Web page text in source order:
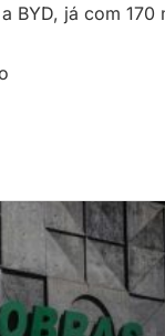
BYD, já com